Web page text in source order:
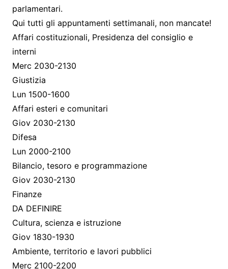
parlamentari.
Qui tutti gli appuntamenti settimanali, non mancate!
Affari costituzionali, Presidenza del consiglio e
interni
Merc 2030-2130
Giustizia
Lun 1500-1600
Affari esteri e comunitari
Giov 2030-2130
Difesa
Lun 2000-2100
Bilancio, tesoro e programmazione
Giov 2030-2130
Finanze
DA DEFINIRE
Cultura, scienza e istruzione
Giov 1830-1930
Ambiente, territorio e lavori pubblici
Merc 2100-2200